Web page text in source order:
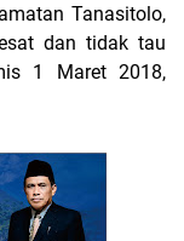
Tanasitolo,
dan tidak tau
1 Maret 2018,